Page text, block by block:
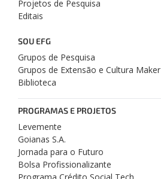
Projetos de Pesquisa
Editais
SOU EFG
Grupos de Pesquisa
Grupos de Extensão e Cultura Maker
Biblioteca
PROGRAMAS E PROJETOS
Levemente
Goianas S.A.
Jornada para o Futuro
Bolsa Profissionalizante